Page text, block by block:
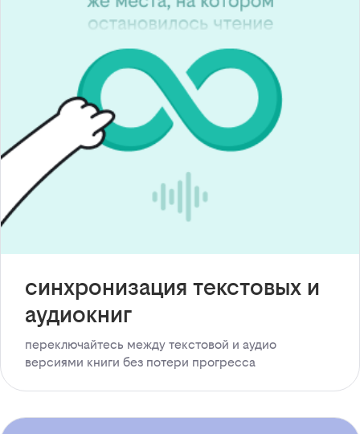
синхронизация текстовых и
аудиокниг
переключайтесь между текстовой и аудио
версиями книги без потери прогресса